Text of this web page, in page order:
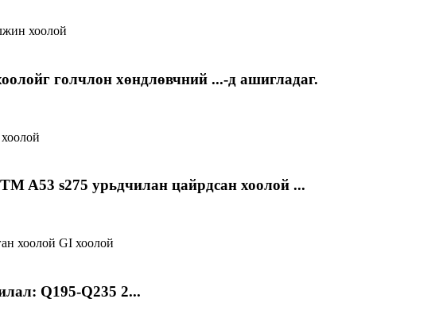
голчлон хөндлөвчний ...-д ашигладаг.
A53 s275 урьдчилан цайрдсан хоолой ...
Q195-Q235 2...